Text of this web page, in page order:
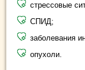
стрессовые
СПИД;
заболевания
опухоли.